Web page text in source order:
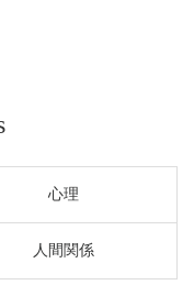
心理
人間関係